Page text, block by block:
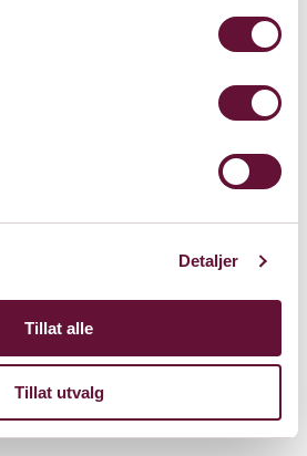
Detaljer
Tillat alle
Tillat utvalg